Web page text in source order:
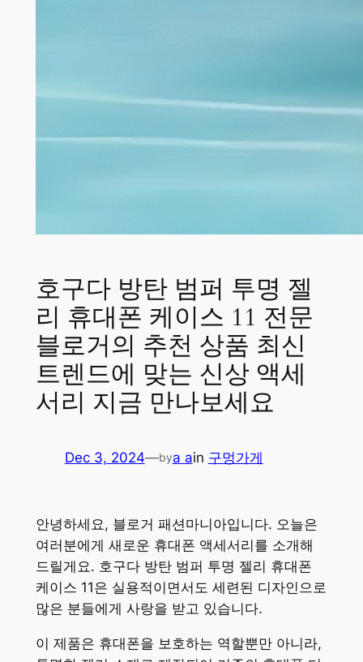
호구다 방탄 범퍼 투명 젤
리 휴대폰 케이스 11 전문
블로거의 추천 상품 최신
트렌드에 맞는 신상 액세
서리 지금 만나보세요
Dec 3, 2024—bya ain 구멍가게
안녕하세요, 블로거 패션마니아입니다. 오늘은
여러분에게 새로운 휴대폰 액세서리를 소개해
드릴게요. 호구다 방탄 범퍼 투명 젤리 휴대폰
케이스 11은 실용적이면서도 세련된 디자인으로
많은 분들에게 사랑을 받고 있습니다.
이 제품은 휴대폰을 보호하는 역할뿐만 아니라,